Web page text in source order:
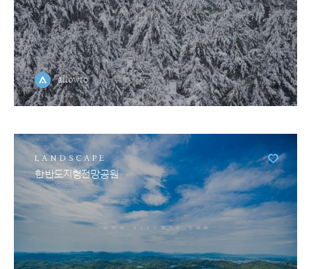
allowto
LANDSCAPE
한반도지형전망공원